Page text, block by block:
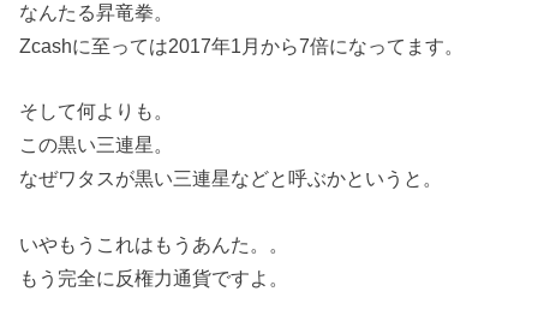
なんたる昇竜拳。
Zcashに至っては2017年1月から7倍になってます。
そして何よりも。
この黒い三連星。
なぜワタスが黒い三連星などと呼ぶかというと。
いやもうこれはもうあんた。。
もう完全に反権力通貨ですよ。